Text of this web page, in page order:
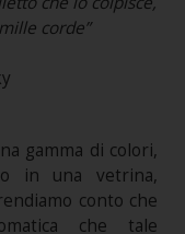
corde”
gamma di colori,
in una vetrina,
conto che
che tale